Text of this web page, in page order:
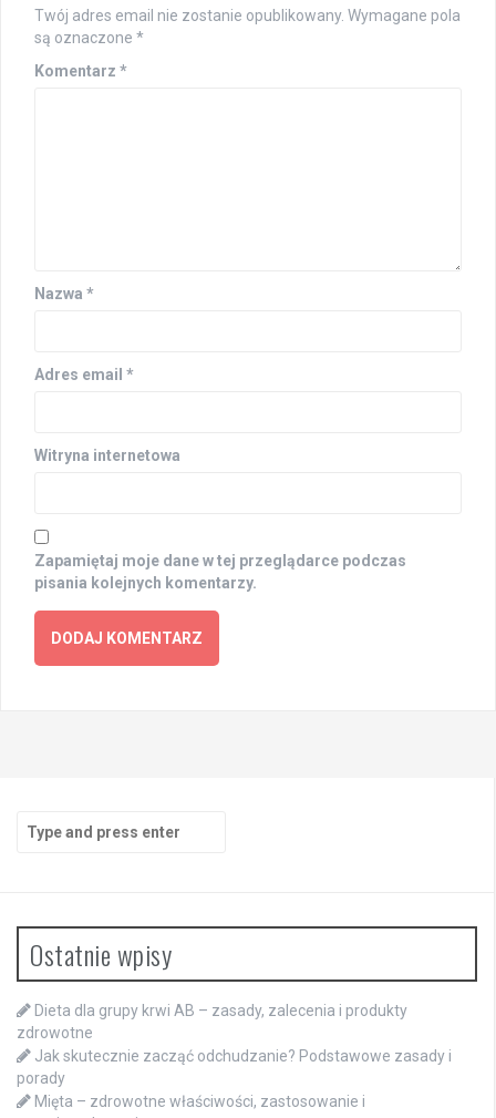
Twój adres email nie zostanie opublikowany. Wymagane pola
są oznaczone *
Komentarz *
Nazwa *
Adres email *
Witryna internetowa
Zapamiętaj moje dane w tej przeglądarce podczas
pisania kolejnych komentarzy.
for:
Ostatnie wpisy
Dieta dla grupy krwi AB – zasady, zalecenia i produkty
zdrowotne
Jak skutecznie zacząć odchudzanie? Podstawowe zasady i
porady
Mięta – zdrowotne właściwości, zastosowanie i